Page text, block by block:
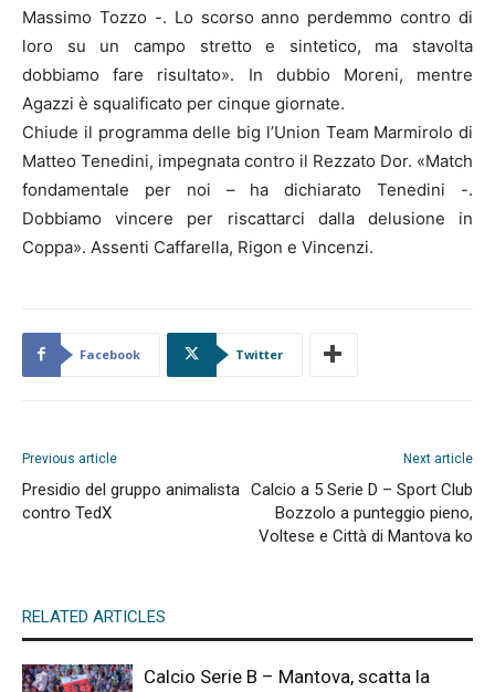
Massimo Tozzo -. Lo scorso anno perdemmo contro di
loro su un campo stretto e sintetico, ma stavolta
dobbiamo fare risultato». In dubbio Moreni, mentre
Agazzi è squalificato per cinque giornate.
Chiude il programma delle big l’Union Team Marmirolo di
Matteo Tenedini, impegnata contro il Rezzato Dor. «Match
fondamentale per noi – ha dichiarato Tenedini -.
Dobbiamo vincere per riscattarci dalla delusione in
Coppa». Assenti Caffarella, Rigon e Vincenzi.
Facebook Twitter
Previous article
Presidio del gruppo animalista
contro TedX
Next article
Calcio a 5 Serie D – Sport Club
Bozzolo a punteggio pieno,
Voltese e Città di Mantova ko
RELATED ARTICLES
Calcio Serie B – Mantova, scatta la